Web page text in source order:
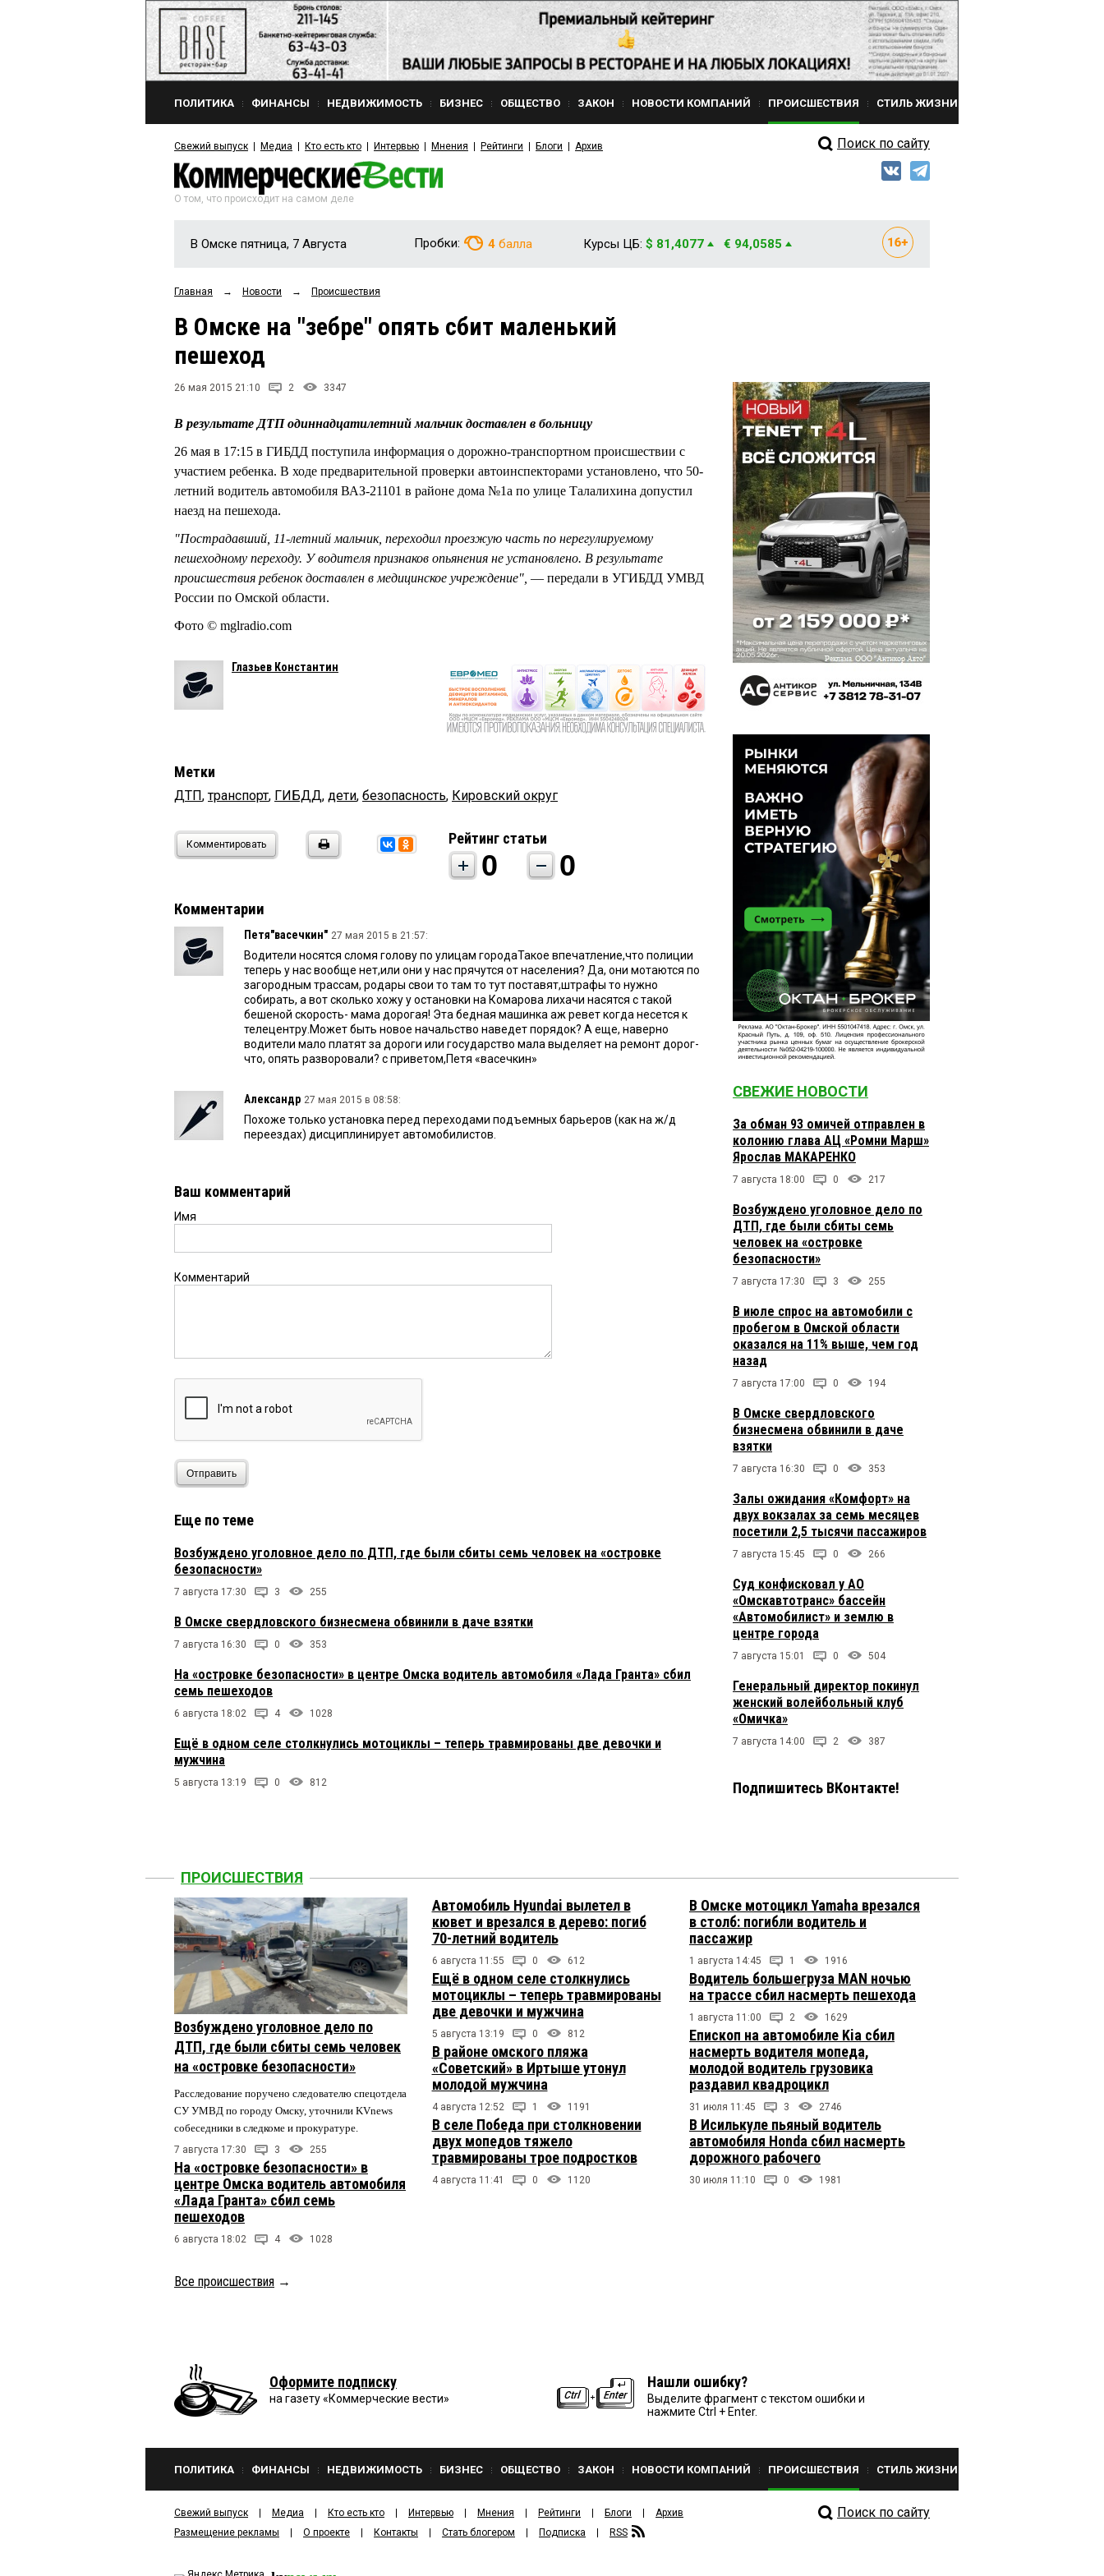
ПОЛИТИКА ФИНАНСЫ НЕДВИЖИМОСТЬ БИЗНЕС ОБЩЕСТВО ЗАКОН НОВОСТИ КОМПАНИЙ ПРОИСШЕСТВИЯ СТИЛЬ ЖИЗНИ
Свежий выпуск Медиа Кто есть кто Интервью Мнения Рейтинги Блоги Архив Поиск по сайту
О том, что происходит на самом деле
В Омске пятница, 7 Августа Пробки: 4 балла Курсы ЦБ: $ 81,4077 € 94,0585
Главная → Новости → Происшествия
В Омске на "зебре" опять сбит маленький
пешеход
26 мая 2015 21:10 2 3347
В результате ДТП одиннадцатилетний мальчик доставлен в больницу
26 мая в 17:15 в ГИБДД поступила информация о дорожно-транспортном происшествии с
участием ребенка. В ходе предварительной проверки автоинспекторами установлено, что 50-
летний водитель автомобиля ВАЗ-21101 в районе дома №1а по улице Талалихина допустил
наезд на пешехода.
"Пострадавший, 11-летний мальчик, переходил проезжую часть по нерегулируемому
пешеходному переходу. У водителя признаков опьянения не установлено. В результате
происшествия ребенок доставлен в медицинское учреждение", — передали в УГИБДД УМВД
России по Омской области.
Фото © mglradio.com
Глазьев Константин
Метки
ДТП,транспорт, ГИБДД, дети, безопасность, Кировский округ
Комментировать Рейтинг статьи
0 0
Комментарии
Петя"васечкин" 27 мая 2015 в 21:57:
Водители носятся сломя голову по улицам городаТакое впечатление,что полиции
теперь у нас вообще нет,или они у нас прячутся от населения? Да, они мотаются по
загородным трассам, родары свои то там то тут поставят,штрафы то нужно
собирать, а вот сколько хожу у остановки на Комарова лихачи насятся с такой
бешеной скорость- мама дорогая! Эта бедная машинка аж ревет когда несется к
телецентру.Может быть новое начальство наведет порядок? А еще, наверно
водители мало платят за дороги или государство мала выделяет на ремонт дорог-
что, опять разворовали? с приветом,Петя «васечкин»
Александр 27 мая 2015 в 08:58:
Похоже только установка перед переходами подъемных барьеров (как на ж/д
переездах) дисциплинирует автомобилистов.
Ваш комментарий
Имя
Комментарий
Отправить
Еще по теме
Возбуждено уголовное дело по ДТП, где были сбиты семь человек на «островке
безопасности»
7 августа 17:30 3 255
В Омске свердловского бизнесмена обвинили в даче взятки
7 августа 16:30 0 353
На «островке безопасности» в центре Омска водитель автомобиля «Лада Гранта» сбил
семь пешеходов
6 августа 18:02 4 1028
Ещё в одном селе столкнулись мотоциклы – теперь травмированы две девочки и
мужчина
5 августа 13:19 0 812
СВЕЖИЕ НОВОСТИ
За обман 93 омичей отправлен в
колонию глава АЦ «Ромни Марш»
Ярослав МАКАРЕНКО
7 августа 18:00 0 217
Возбуждено уголовное дело по
ДТП, где были сбиты семь
человек на «островке
безопасности»
7 августа 17:30 3 255
В июле спрос на автомобили с
пробегом в Омской области
оказался на 11% выше, чем год
назад
7 августа 17:00 0 194
В Омске свердловского
бизнесмена обвинили в даче
взятки
7 августа 16:30 0 353
Залы ожидания «Комфорт» на
двух вокзалах за семь месяцев
посетили 2,5 тысячи пассажиров
7 августа 15:45 0 266
Суд конфисковал у АО
«Омскавтотранс» бассейн
«Автомобилист» и землю в
центре города
7 августа 15:01 0 504
Генеральный директор покинул
женский волейбольный клуб
«Омичка»
7 августа 14:00 2 387
Подпишитесь ВКонтакте!
ПРОИСШЕСТВИЯ
Возбуждено уголовное дело по
ДТП, где были сбиты семь человек
на «островке безопасности»
Расследование поручено следователю спецотдела
СУ УМВД по городу Омску, уточнили KVnews
собеседники в следкоме и прокуратуре.
7 августа 17:30 3 255
На «островке безопасности» в
центре Омска водитель автомобиля
«Лада Гранта» сбил семь
пешеходов
6 августа 18:02 4 1028
Автомобиль Hyundai вылетел в
кювет и врезался в дерево: погиб
70-летний водитель
6 августа 11:55 0 612
Ещё в одном селе столкнулись
мотоциклы – теперь травмированы
две девочки и мужчина
5 августа 13:19 0 812
В районе омского пляжа
«Советский» в Иртыше утонул
молодой мужчина
4 августа 12:52 1 1191
В селе Победа при столкновении
двух мопедов тяжело
травмированы трое подростков
4 августа 11:41 0 1120
В Омске мотоцикл Yamaha врезался
в столб: погибли водитель и
пассажир
1 августа 14:45 1 1916
Водитель большегруза MAN ночью
на трассе сбил насмерть пешехода
1 августа 11:00 2 1629
Епископ на автомобиле Kia сбил
насмерть водителя мопеда,
молодой водитель грузовика
раздавил квадроцикл
31 июля 11:45 3 2746
В Исилькуле пьяный водитель
автомобиля Honda сбил насмерть
дорожного рабочего
30 июля 11:10 0 1981
Все происшествия →
Оформите подписку
на газету «Коммерческие вести»
Нашли ошибку?
Выделите фрагмент с текстом ошибки и
нажмите Ctrl + Enter.
ПОЛИТИКА ФИНАНСЫ НЕДВИЖИМОСТЬ БИЗНЕС ОБЩЕСТВО ЗАКОН НОВОСТИ КОМПАНИЙ ПРОИСШЕСТВИЯ СТИЛЬ ЖИЗНИ
Свежий выпуск Медиа Кто есть кто Интервью Мнения Рейтинги Блоги
Архив
Размещение рекламы
О проекте Контакты Стать блогером Подписка RSS
Поиск по сайту